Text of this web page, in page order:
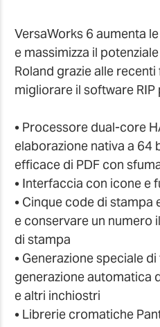
VersaWorks 6 aumenta
e massimizza il
Roland grazie alle
migliorare il software
• Processore dual-core
elaborazione nativa a 64
efficace di PDF con
• Interfaccia con icone e
• Cinque code di stampa
e conservare un numero
di stampa
• Generazione speciale
generazione automatica
e altri inchiostri
• Librerie cromatiche